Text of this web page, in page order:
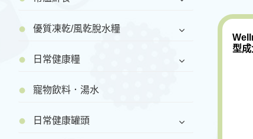
優質凍乾/風乾脫水糧
日常健康糧
寵物飲料．湯水
日常健康罐頭
型